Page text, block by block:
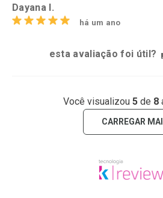
Dayana l.
há um ano
esta avaliação foi útil?
Você visualizou 5 de 8
CARREGAR